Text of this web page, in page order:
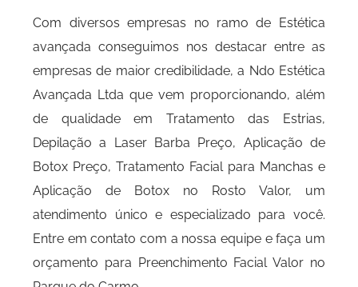
Com diversos empresas no ramo de Estética
avançada conseguimos nos destacar entre as
empresas de maior credibilidade, a Ndo Estética
Avançada Ltda que vem proporcionando, além
de qualidade em Tratamento das Estrias,
Depilação a Laser Barba Preço, Aplicação de
Botox Preço, Tratamento Facial para Manchas e
Aplicação de Botox no Rosto Valor, um
atendimento único e especializado para você.
Entre em contato com a nossa equipe e faça um
orçamento para Preenchimento Facial Valor no